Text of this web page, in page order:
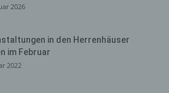
2026
in den Herrenhäuser
im Februar
2022
unserer Internetseite sowie
zu optimieren, (3) die dauerhafte
informationstechnologischen
unserer Internetseite zu
um Strafverfolgungsbehörden
die zur Strafverfolgung